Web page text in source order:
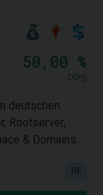
50,00 %
deutschen
Rootserver,
& Domains.
DE